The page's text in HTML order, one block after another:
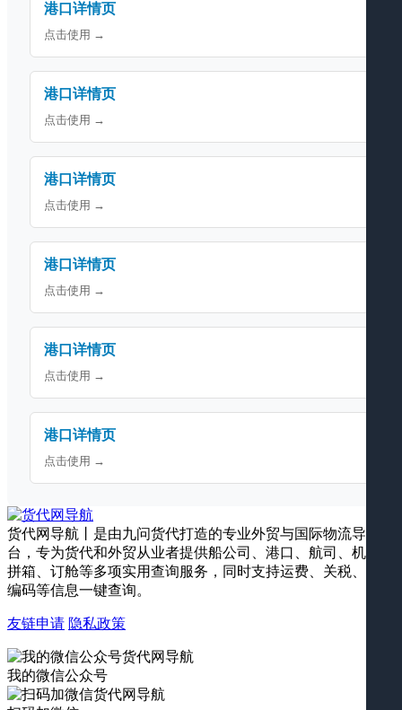
港口详情页
点击使用 →
港口详情页
点击使用 →
港口详情页
点击使用 →
港口详情页
点击使用 →
港口详情页
点击使用 →
港口详情页
点击使用 →
货代网导航丨是由九问货代打造的专业外贸与国际物流导航平
台，专为货代和外贸从业者提供船公司、港口、航司、机场、
拼箱、订舱等多项实用查询服务，同时支持运费、关税、海关
编码等信息一键查询。
友链申请 隐私政策
我的微信公众号